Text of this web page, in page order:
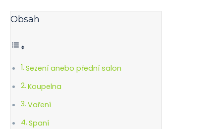
Obsah
Sezení anebo přední salon
Koupelna
Vaření
Spaní